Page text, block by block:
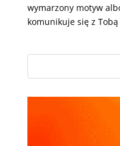
wymarzony motyw
komunikuje się z